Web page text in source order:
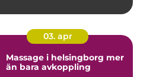
03. apr
Massage i helsingborg mer
än bara avkoppling